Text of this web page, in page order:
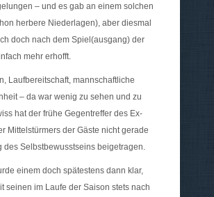
– und es gab an einem solchen
herbere Niederlagen), aber diesmal
doch nach dem Spiel(ausgang) der
mehr erhofft.
Laufbereitschaft, mannschaftliche
– da war wenig zu sehen und zu
hat der frühe Gegentreffer des Ex-
Mittelstürmers der Gäste nicht gerade
des Selbstbewusstseins beigetragen.
einem doch spätestens dann klar,
seinen im Laufe der Saison stets nach